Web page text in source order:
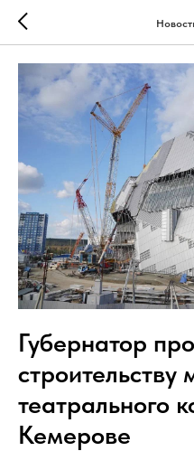
Губернатор
строительству
театрального
Кемерове